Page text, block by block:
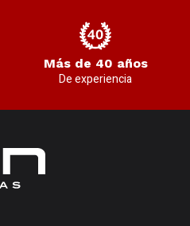
Más de 40 años
De experiencia